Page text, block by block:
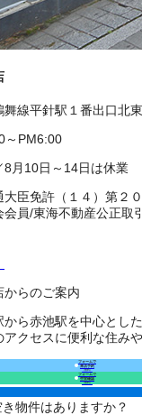
舞線平針駅１番出口北
～PM6:00
8月10日～14日は休業
大臣免許（１４）第２
会員/東海不動産公正取
からのご案内
ら赤池駅を中心とし
クセスに便利な住みや
フォームで
来店予約
（無料）
フォームで
空室確認
（無料）
物件はありますか？